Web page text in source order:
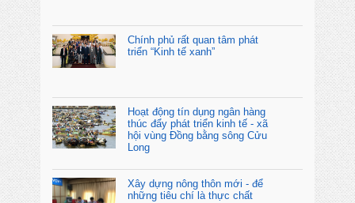
Chính phủ rất quan tâm phát
triển “Kinh tế xanh”
Hoạt động tín dụng ngân hàng
thúc đẩy phát triển kinh tế - xã
hội vùng Đồng bằng sông Cửu
Long
Xây dựng nông thôn mới - để
những tiêu chí là thực chất